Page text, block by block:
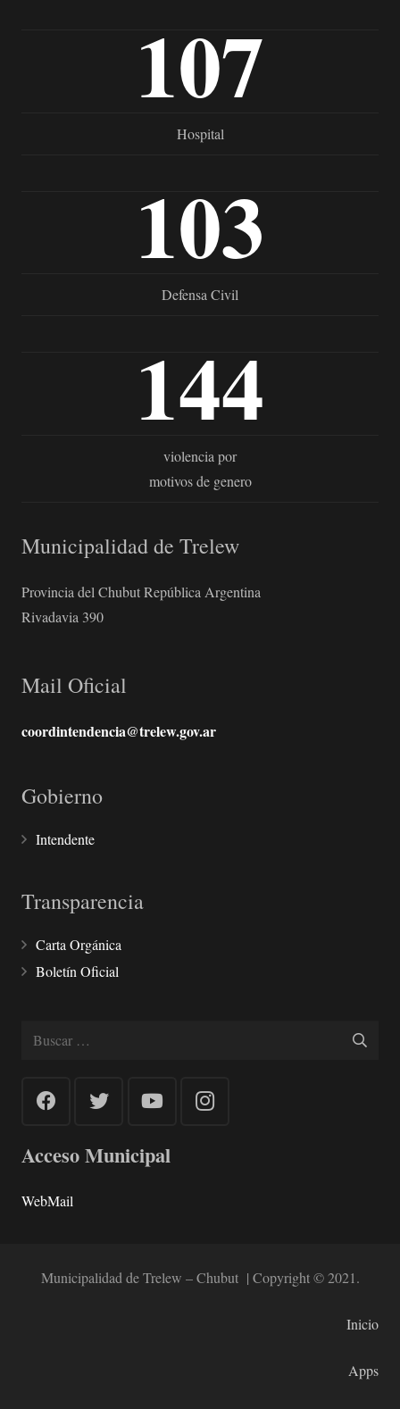
107
Hospital
103
Defensa Civil
144
violencia por
motivos de genero
Municipalidad de Trelew
Provincia del Chubut República Argentina
Rivadavia 390
Mail Oficial
coordintendencia@trelew.gov.ar
Gobierno
Intendente
Transparencia
Carta Orgánica
Boletín Oficial
Buscar:
Acceso Municipal
WebMail
Municipalidad de Trelew – Chubut | Copyright © 2021.
Inicio
Apps